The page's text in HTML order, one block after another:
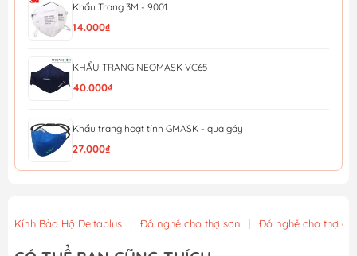
Khẩu Trang 3M - 9001
14.000₫
KHẨU TRANG NEOMASK VC65
40.000₫
Khẩu trang hoạt tính GMASK - qua gáy
27.000₫
Khẩu Trang Lọc Độc (MM Đài loan) Bảo Bình 620
Kính Bảo Hộ Deltaplus | Đồ nghề cho thợ sơn | Đồ nghề cho thợ cơ